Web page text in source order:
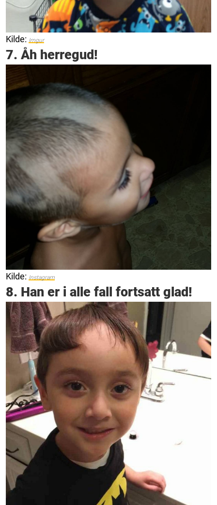
Kilde: Imgur
7. Åh herregud!
Kilde: Instagram
8. Han er i alle fall fortsatt glad!